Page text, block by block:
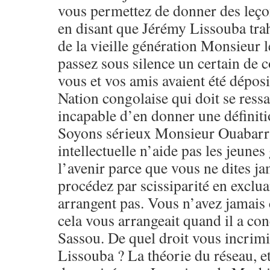
vous permettez de donner des
en disant que Jérémy Lissouba
de la vieille génération Monsieur
passez sous silence un certain de
vous et vos amis avaient été
Nation congolaise qui doit se
incapable d’en donner une
Soyons sérieux Monsieur
intellectuelle n’aide pas les
l’avenir parce que vous ne dites
procédez par scissiparité en
arrangent pas. Vous n’avez
cela vous arrangeait quand il a
Sassou. De quel droit vous
Lissouba ? La théorie du réseau,